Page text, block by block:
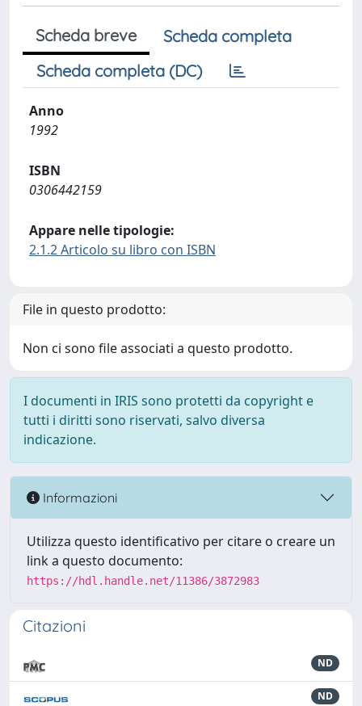
Scheda breve
Scheda completa
Scheda completa (DC)
Anno
1992
ISBN
0306442159
Appare nelle tipologie:
2.1.2 Articolo su libro con ISBN
File in questo prodotto:
Non ci sono file associati a questo prodotto.
I documenti in IRIS sono protetti da copyright e
tutti i diritti sono riservati, salvo diversa
indicazione.
Informazioni
Utilizza questo identificativo per citare o creare un
link a questo documento:
https://hdl.handle.net/11386/3872983
Citazioni
ND
ND